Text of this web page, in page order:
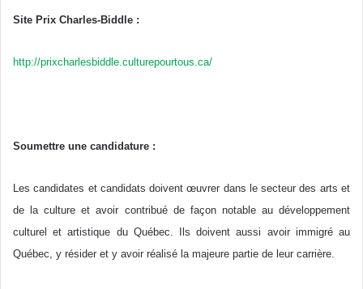
Site Prix Charles-Biddle :
http://prixcharlesbiddle.culturepourtous.ca/
Soumettre une candidature :
Les candidates et candidats doivent œuvrer dans le secteur des arts et
de la culture et avoir contribué de façon notable au développement
culturel et artistique du Québec. Ils doivent aussi avoir immigré au
Québec, y résider et y avoir réalisé la majeure partie de leur carrière.